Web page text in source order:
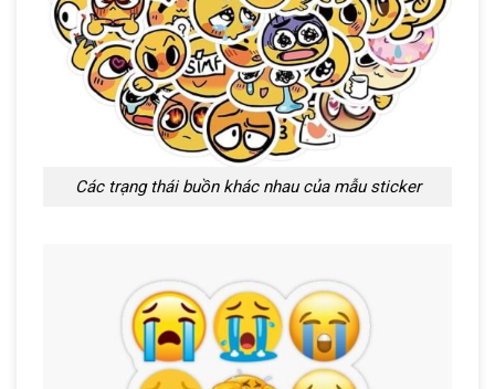
Các trạng thái buồn khác nhau của mẫu sticker